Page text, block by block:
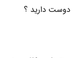
دوست دارید ؟